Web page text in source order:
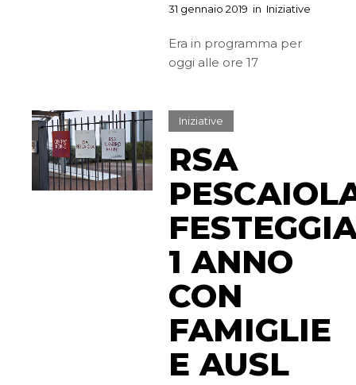
31 gennaio 2019 in Iniziative
Era in programma per
oggi alle ore 17
Iniziative
RSA
1 ANNO
CON
FAMIGLIE
E AUSL